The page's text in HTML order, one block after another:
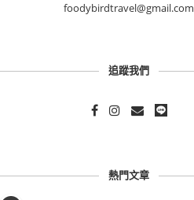
foodybirdtravel@gmail.com
追蹤我們
熱門文章